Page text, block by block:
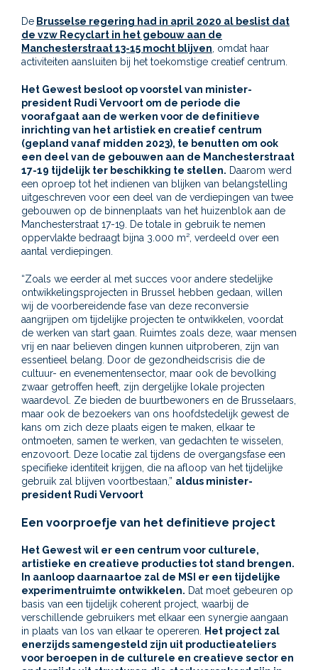
De Brusselse regering had in april 2020 al beslist dat
de vzw Recyclart in het gebouw aan de
Manchesterstraat 13-15 mocht blijven , omdat haar
activiteiten aansluiten bij het toekomstige creatief centrum.
Het Gewest besloot op voorstel van minister-
president Rudi Vervoort om de periode die
voorafgaat aan de werken voor de definitieve
inrichting van het artistiek en creatief centrum
(gepland vanaf midden 2023), te benutten om ook
een deel van de gebouwen aan de Manchesterstraat
17-19 tijdelijk ter beschikking te stellen. Daarom werd
een oproep tot het indienen van blijken van belangstelling
uitgeschreven voor een deel van de verdiepingen van twee
gebouwen op de binnenplaats van het huizenblok aan de
Manchesterstraat 17-19. De totale in gebruik te nemen
oppervlakte bedraagt bijna 3.000 m², verdeeld over een
aantal verdiepingen.
“Zoals we eerder al met succes voor andere stedelijke
ontwikkelingsprojecten in Brussel hebben gedaan, willen
wij de voorbereidende fase van deze reconversie
aangrijpen om tijdelijke projecten te ontwikkelen, voordat
de werken van start gaan. Ruimtes zoals deze, waar mensen
vrij en naar believen dingen kunnen uitproberen, zijn van
essentieel belang. Door de gezondheidscrisis die de
cultuur- en evenementensector, maar ook de bevolking
zwaar getroffen heeft, zijn dergelijke lokale projecten
waardevol. Ze bieden de buurtbewoners en de Brusselaars,
maar ook de bezoekers van ons hoofdstedelijk gewest de
kans om zich deze plaats eigen te maken, elkaar te
ontmoeten, samen te werken, van gedachten te wisselen,
enzovoort. Deze locatie zal tijdens de overgangsfase een
specifieke identiteit krijgen, die na afloop van het tijdelijke
gebruik zal blijven voortbestaan,” aldus minister-
president Rudi Vervoort
Een voorproefje van het definitieve project
Het Gewest wil er een centrum voor culturele,
artistieke en creatieve producties tot stand brengen.
In aanloop daarnaartoe zal de MSI er een tijdelijke
experimentruimte ontwikkelen. Dat moet gebeuren op
basis van een tijdelijk coherent project, waarbij de
verschillende gebruikers met elkaar een synergie aangaan
in plaats van los van elkaar te opereren. Het project zal
enerzijds samengesteld zijn uit productieateliers
voor beroepen in de culturele en creatieve sector en